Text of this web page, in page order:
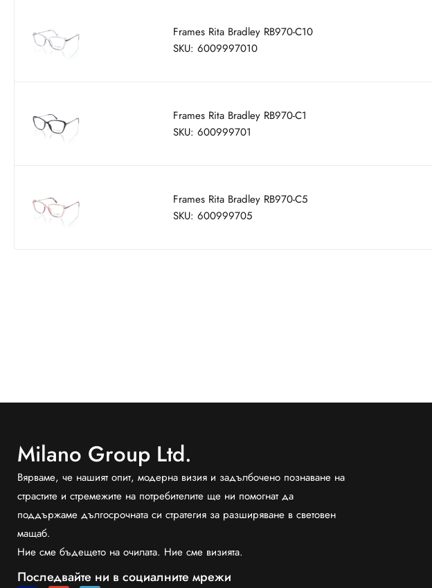
Frames Rita Bradley RB970-C10
SKU: 6009997010
Frames Rita Bradley RB970-C1
SKU: 600999701
Frames Rita Bradley RB970-C5
SKU: 600999705
Milano Group Ltd.
Вярваме, че нашият опит, модерна визия и задълбочено познаване на
страстите и стремежите на потребителите ще ни помогнат да
поддържаме дългосрочната си стратегия за разширяване в световен
мащаб.
Ние сме бъдещето на очилата. Ние сме визията.
Последвайте ни в социалните мрежи